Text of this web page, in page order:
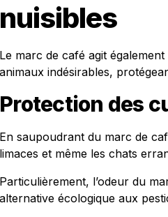
nuisibles
Le marc de café agit
animaux indésirables,
Protection des
En saupoudrant du marc de
limaces et même les chats
Particulièrement, l’odeur du
alternative écologique aux